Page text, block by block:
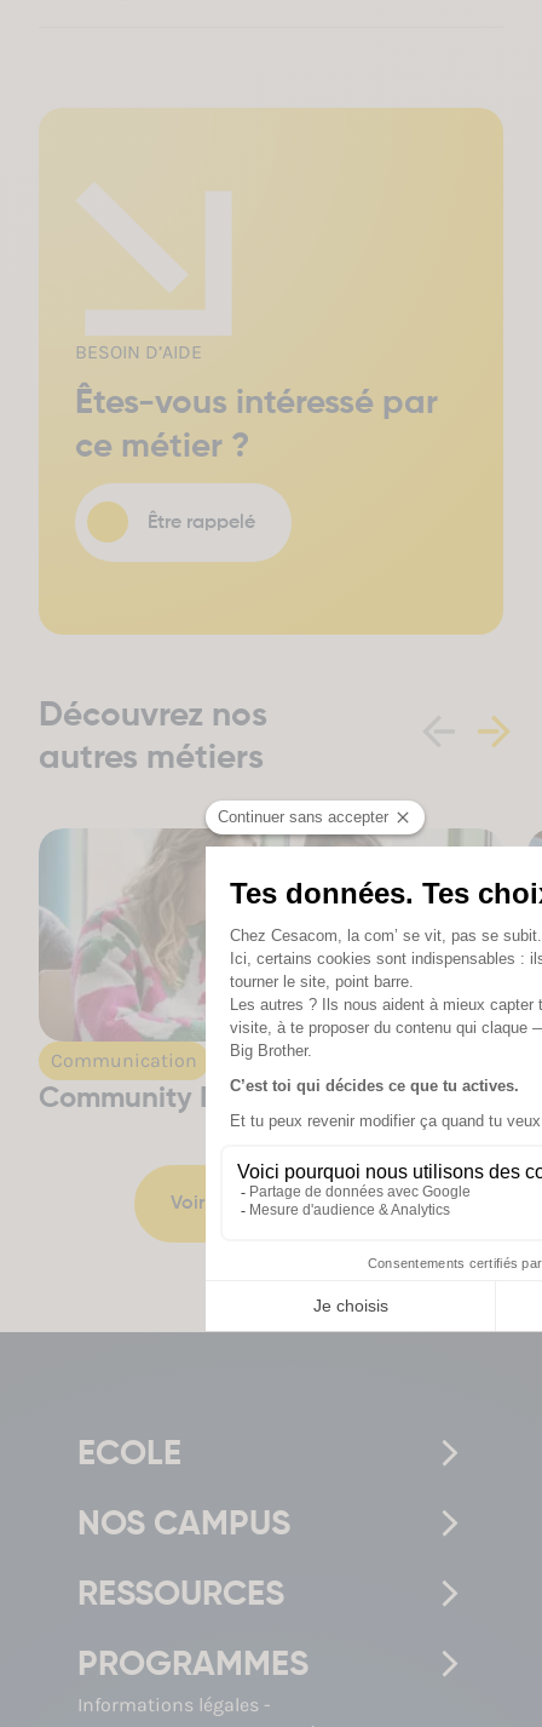
BESOIN D’AIDE
Êtes-vous intéressé par
ce métier ?
Être rappelé
Découvrez nos
autres métiers
Communication
Community Manager
Voir tous les métiers
ECOLE
NOS CAMPUS
RESSOURCES
PROGRAMMES
Informations légales